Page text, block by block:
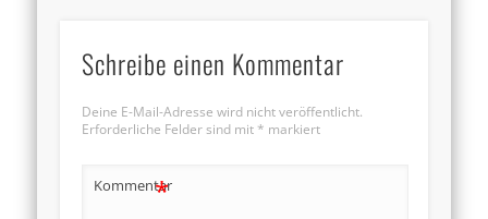
Schreibe einen Kommentar
Deine E-Mail-Adresse wird nicht veröffentlicht.
Erforderliche Felder sind mit * markiert
Kommentar
*